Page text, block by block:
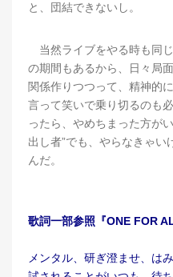
と、団結できないし。
当然ライブをやる時も同
の期間もあるから、日々局
関係作りつつって、精神的
言って笑いで乗り切るのも
ったら、やめちまった方が
出し者”でも、やらなきゃい
んだ。
歌詞一部参照『ONE FOR
メンタル、研ぎ澄ませ、は